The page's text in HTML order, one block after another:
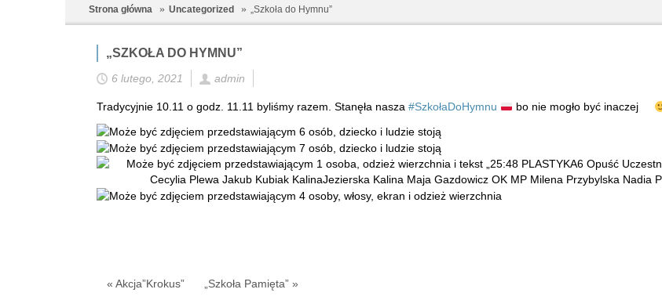
Strona główna Uncategorized „Szkoła do Hymnu”
„SZKOŁA DO HYMNU”
6 lutego, 2021 admin
Tradycyjnie 10.11 o godz. 11.11 byliśmy razem. Stanęła nasza #SzkołaDoHymnu bo nie mogło być inaczej
« Akcja”Krokus” „Szkoła Pamięta” »